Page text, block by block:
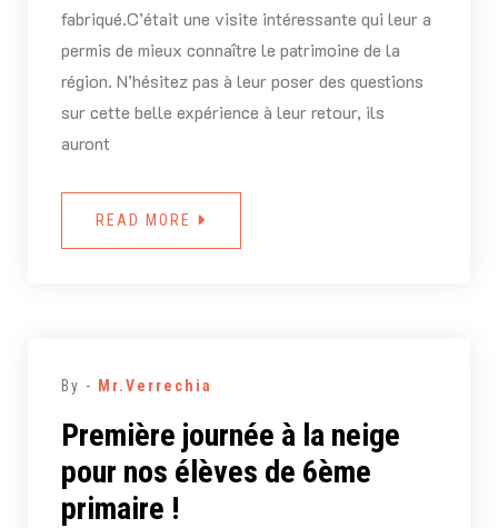
fabriqué.C’était une visite intéressante qui leur a
permis de mieux connaître le patrimoine de la
région. N’hésitez pas à leur poser des questions
sur cette belle expérience à leur retour, ils
auront
READ MORE
By - Mr.Verrechia
Première journée à la neige
pour nos élèves de 6ème
primaire !